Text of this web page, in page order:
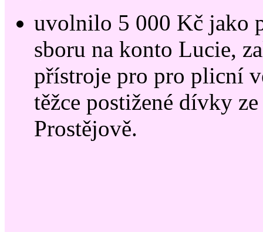
uvolnilo 5 000 Kč jako
sboru na konto Lucie,
přístroje pro pro plicní
těžce postižené dívky
Prostějově.